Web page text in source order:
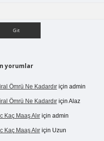
yorumlar
Ömrü Ne Kadardıriçin admin
Ömrü Ne Kadardıriçin Alaz
Kaç Maaş Alıriçin admin
Kaç Maaş Alıriçin Uzun